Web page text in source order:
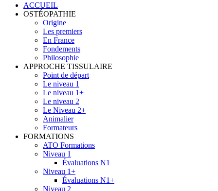
ACCUEIL
OSTÉOPATHIE
Origine
Les premiers
En France
Fondements
Philosophie
APPROCHE TISSULAIRE
Point de départ
Le niveau 1
Le niveau 1+
Le niveau 2
Le Niveau 2+
Animalier
Formateurs
FORMATIONS
ATO Formations
Niveau 1
Évaluations N1
Niveau 1+
Évaluations N1+
Niveau 2